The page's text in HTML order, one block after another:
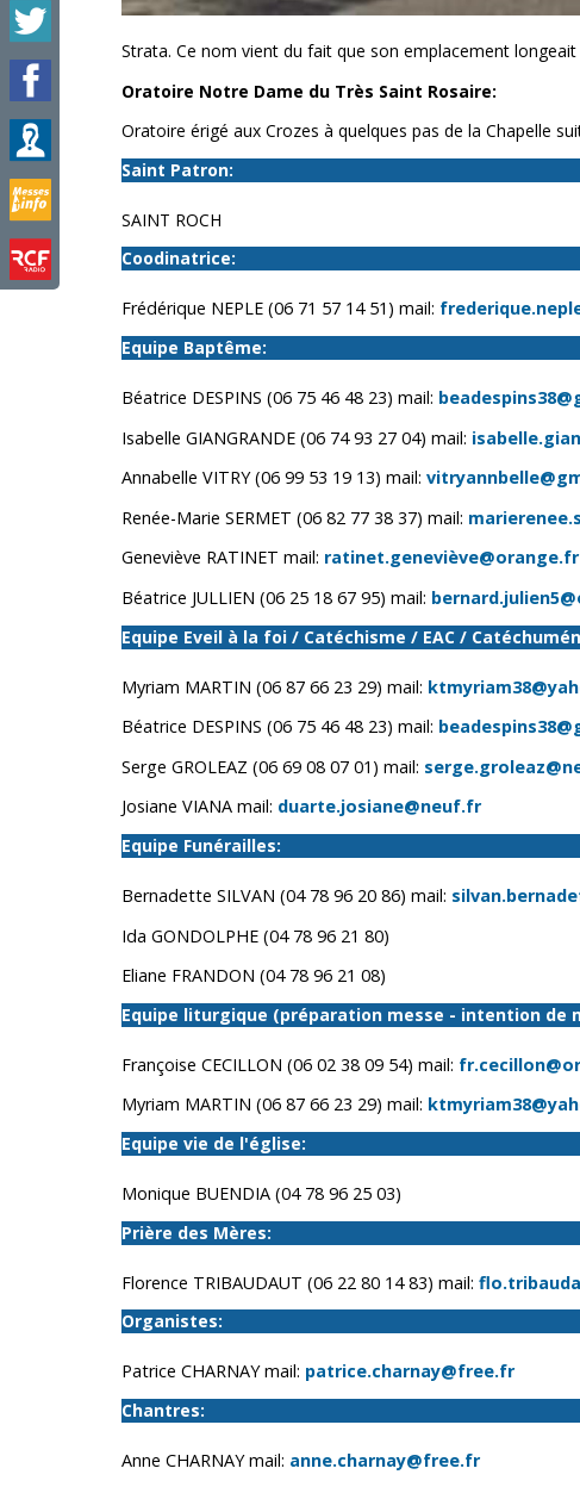
Strata. Ce nom vient du fait que son emplacement
Oratoire Notre Dame du Très Saint Rosaire:
Oratoire érigé aux Crozes à quelques pas de la Chapelle
Saint Patron:
SAINT ROCH
Coodinatrice:
Frédérique NEPLE (06 71 57 14 51) mail:
Equipe Baptême:
Béatrice DESPINS (06 75 46 48 23) mail:
Isabelle GIANGRANDE (06 74 93 27 04) mail:
Annabelle VITRY (06 99 53 19 13) mail:
Renée-Marie SERMET (06 82 77 38 37) mail:
Geneviève RATINET mail: ratinet.geneviève@orange.fr
Béatrice JULLIEN (06 25 18 67 95) mail:
Equipe Eveil à la foi / Catéchisme / EAC /
Myriam MARTIN (06 87 66 23 29) mail:
Béatrice DESPINS (06 75 46 48 23) mail:
Serge GROLEAZ (06 69 08 07 01) mail:
Josiane VIANA mail: duarte.josiane@neuf.fr
Equipe Funérailles:
Bernadette SILVAN (04 78 96 20 86) mail:
Ida GONDOLPHE (04 78 96 21 80)
Eliane FRANDON (04 78 96 21 08)
Equipe liturgique (préparation messe - intention de
Françoise CECILLON (06 02 38 09 54) mail:
Myriam MARTIN (06 87 66 23 29) mail:
Equipe vie de l'église:
Monique BUENDIA (04 78 96 25 03)
Prière des Mères:
Florence TRIBAUDAUT (06 22 80 14 83) mail:
Organistes:
Patrice CHARNAY mail: patrice.charnay@free.fr
Chantres:
Anne CHARNAY mail: anne.charnay@free.fr